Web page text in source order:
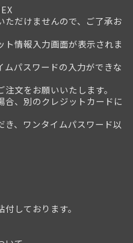
だけませんので、ご了承お
情報入力画面が表示されま
パスワードの入力ができな
文をお願いいたします。
、別のクレジットカードに
、ワンタイムパスワード以
しております。